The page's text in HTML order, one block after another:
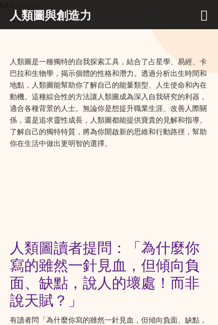
人類圖與創造力
人類圖是一種獨特的自我探索工具，結合了占星學、易經、卡
巴拉和生物學，揭示個體的性格和潛力。透過分析出生時間和
地點，人類圖能幫助你了解自己的能量類型、人生使命和內在
動機。這種綜合性的方法讓人類圖成為深入自我研究的利器，
適合各種背景的人士。無論你是想提升職業生涯、改善人際關
係，還是追求靈性成長，人類圖都能提供寶貴的見解和指導。
了解自己的獨特特質，將為你開啟新的思維和行動路徑，幫助
你在生活中做出更明智的選擇。
人類圖讀者提問：「為什麼你
寫的雖然一針見血，但傾向負
面、缺點，說人的壞處！而非
說天賦？」
有讀者問「為什麼你寫的雖然一針見血，但傾向負面、缺點，